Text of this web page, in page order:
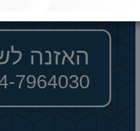
האזנה
074-7964030